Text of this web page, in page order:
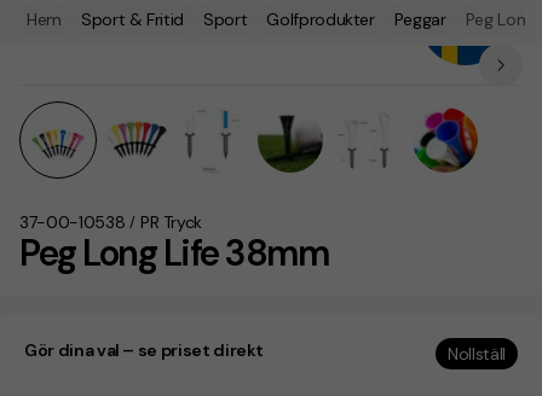
Hem Sport & Fritid Sport Golfprodukter Peggar Peg
Peg Long Life 38mm
37-00-10538 / PR Tryck
Gör dina val – se priset direkt Nollställ